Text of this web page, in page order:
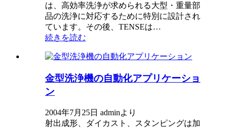
は、高効率洗浄が求められる大型・重量部
品の洗浄に対応するために特別に設計され
ています。その後、TENSEは…
続きを読む
金型洗浄機の自動化アプリケーショ
ン
2004年7月25日 adminより
射出成形、ダイカスト、スタンピングは加